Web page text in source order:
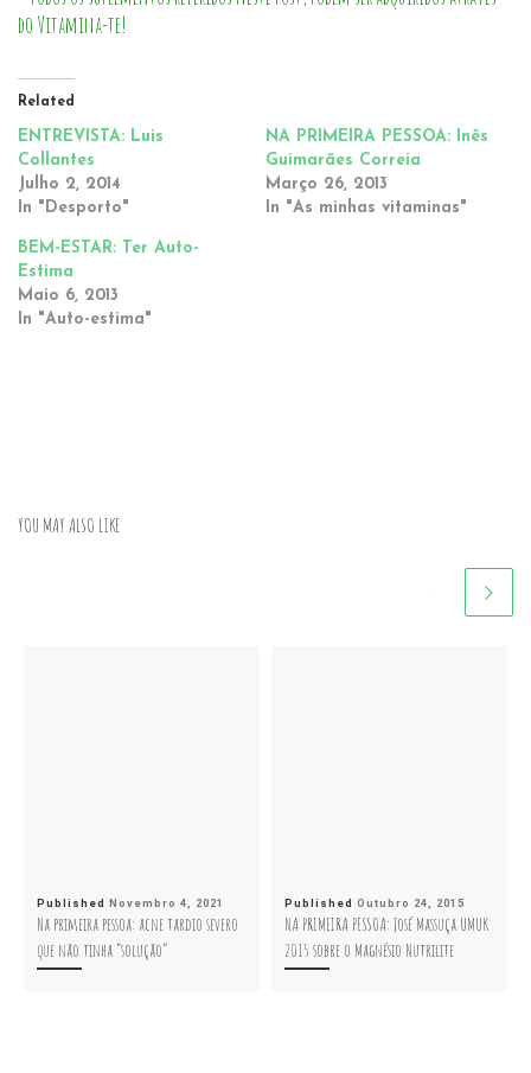
do Vitamina-te!
Related
ENTREVISTA: Luis
Collantes
Julho 2, 2014
In "Desporto"
NA PRIMEIRA PESSOA: Inês
Guimarães Correia
Março 26, 2013
In "As minhas vitaminas"
BEM-ESTAR: Ter Auto-
Estima
Maio 6, 2013
In "Auto-estima"
YOU MAY ALSO LIKE
Published Novembro 4, 2021
Na primeira pessoa: acne tardio severo
que não tinha “solução”
Published Outubro 24, 2015
NA PRIMEIRA PESSOA: José Massuça UMUK
2015 sobre o Magnésio Nutrilite